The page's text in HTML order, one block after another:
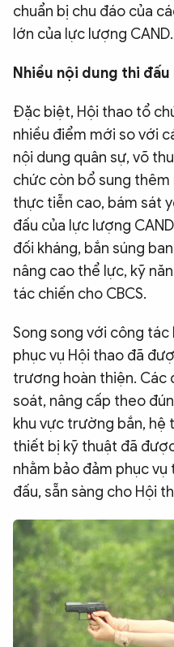
chuẩn bị chu đáo của
lớn của lực lượng CAND.
Nhiều nội dung thi đấu
Đặc biệt, Hội thao tổ
nhiều điểm mới so với
nội dung quân sự, võ
chức còn bổ sung
thực tiễn cao, bám sát
đấu của lực lượng
đối kháng, bắn súng
nâng cao thể lực, kỹ
tác chiến cho CBCS.
Song song với công
phục vụ Hội thao đã
trương hoàn thiện. Các
soát, nâng cấp theo
khu vực trường bắn, hệ
thiết bị kỹ thuật đã
nhằm bảo đảm phục
đấu, sẵn sàng cho Hội